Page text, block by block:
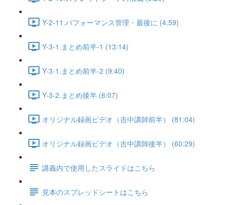
Y-2-11.パフォーマンス管理・最後に (4:59)
Y-3-1.まとめ前半-1 (13:14)
Y-3-1.まとめ前半-2 (9:40)
Y-3-2.まとめ後半 (6:07)
オリジナル録画ビデオ（吉中講師前半） (81:04)
オリジナル録画ビデオ（吉中講師後半） (60:29)
講義内で使用したスライドはこちら
見本のスプレッドシートはこちら